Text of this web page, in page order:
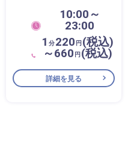
10:00～
23:00
1 分220 円(税込)
～660 円(税込)
詳細を見る